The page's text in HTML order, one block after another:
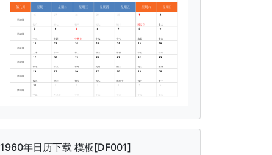
1960年日历下载 模板[DF001]